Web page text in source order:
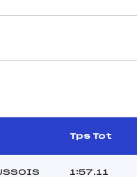
Tps Tot
1:57.11